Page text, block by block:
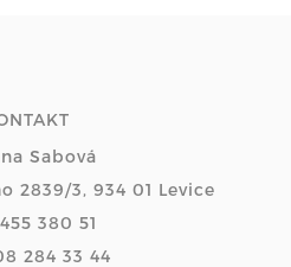
Sabová
2839/3, 934 01 Levice
380 51
284 33 44